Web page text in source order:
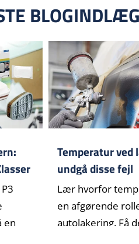
BLOGINDLÆG
en
Temperatur ved
undgå disse fejl
Lær hvorfor
en afgørende
autolakering. Få